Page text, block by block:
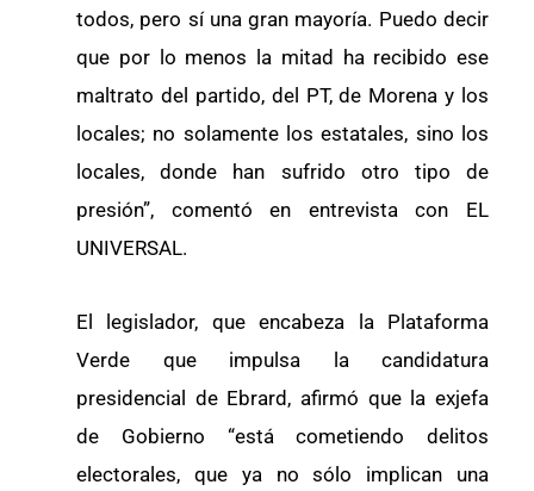
todos, pero sí una gran mayoría. Puedo decir
que por lo menos la mitad ha recibido ese
maltrato del partido, del PT, de Morena y los
locales; no solamente los estatales, sino los
locales, donde han sufrido otro tipo de
presión”, comentó en entrevista con EL
UNIVERSAL.
El legislador, que encabeza la Plataforma
Verde que impulsa la candidatura
presidencial de Ebrard, afirmó que la exjefa
de Gobierno “está cometiendo delitos
electorales, que ya no sólo implican una